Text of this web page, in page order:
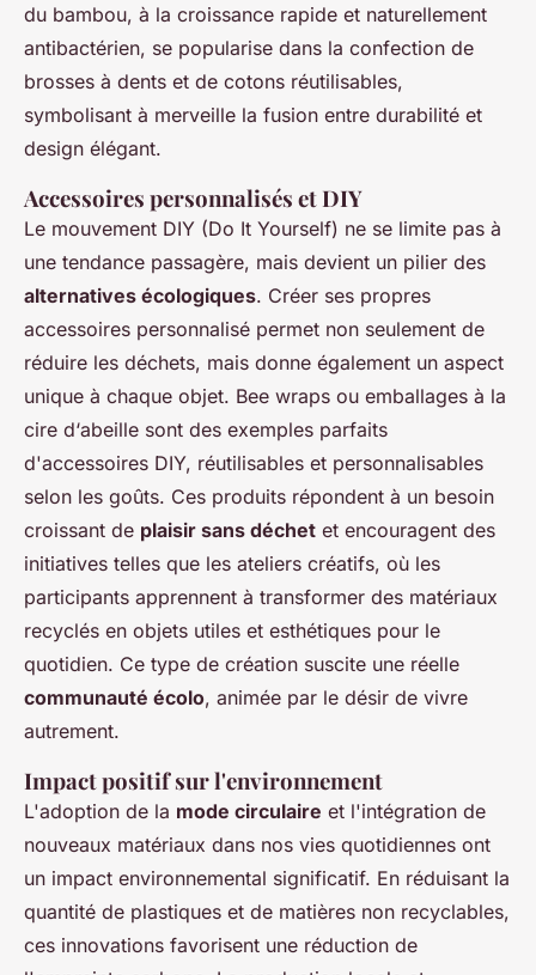
du bambou, à la croissance rapide et naturellement
antibactérien, se popularise dans la confection de
brosses à dents et de cotons réutilisables,
symbolisant à merveille la fusion entre durabilité et
design élégant.
Accessoires personnalisés et DIY
Le mouvement DIY (Do It Yourself) ne se limite pas à
une tendance passagère, mais devient un pilier des
alternatives écologiques. Créer ses propres
accessoires personnalisé permet non seulement de
réduire les déchets, mais donne également un aspect
unique à chaque objet. Bee wraps ou emballages à la
cire d‘abeille sont des exemples parfaits
d'accessoires DIY, réutilisables et personnalisables
selon les goûts. Ces produits répondent à un besoin
croissant de plaisir sans déchet et encouragent des
initiatives telles que les ateliers créatifs, où les
participants apprennent à transformer des matériaux
recyclés en objets utiles et esthétiques pour le
quotidien. Ce type de création suscite une réelle
communauté écolo, animée par le désir de vivre
autrement.
Impact positif sur l'environnement
L'adoption de la mode circulaire et l'intégration de
nouveaux matériaux dans nos vies quotidiennes ont
un impact environnemental significatif. En réduisant la
quantité de plastiques et de matières non recyclables,
ces innovations favorisent une réduction de